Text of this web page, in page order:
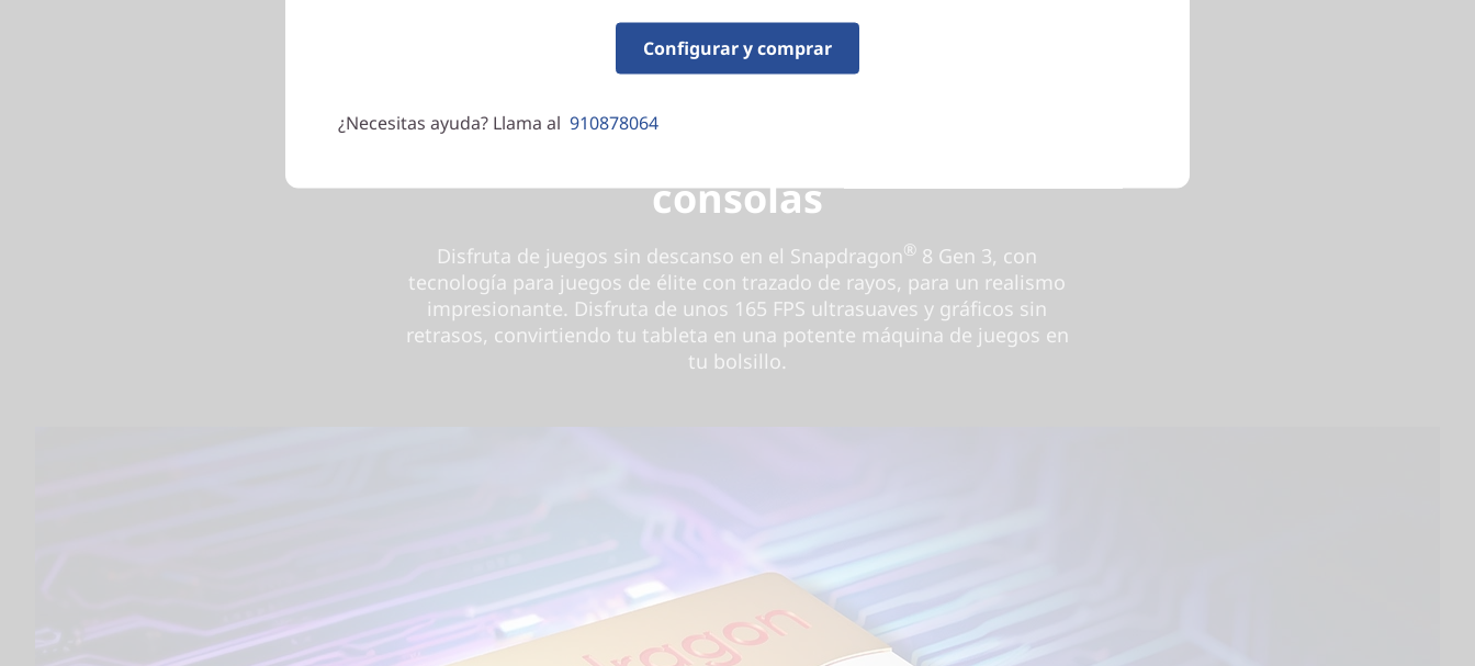
Juegos que desafían a las
consolas
Disfruta de juegos sin descanso en el Snapdragon® 8 Gen 3, con
tecnología para juegos de élite con trazado de rayos, para un realismo
impresionante. Disfruta de unos 165 FPS ultrasuaves y gráficos sin
retrasos, convirtiendo tu tableta en una potente máquina de juegos en
tu bolsillo.
Configurar y comprar
¿Necesitas ayuda? Llama al 910878064